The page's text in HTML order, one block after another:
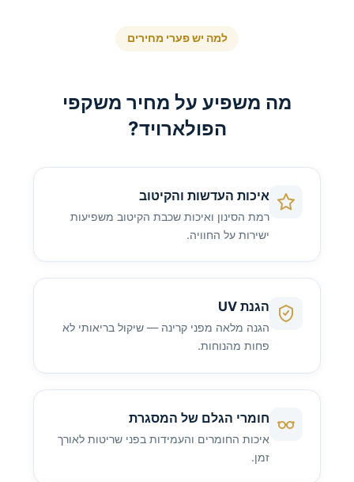
למה יש פערי מחירים
מה משפיע על מחיר משקפי
הפולארויד?
איכות העדשות והקיטוב
רמת הסינון ואיכות שכבת הקיטוב משפיעות
ישירות על החוויה.
הגנת UV
הגנה מלאה מפני קרינה — שיקול בריאותי לא
פחות מהנוחות.
חומרי הגלם של המסגרת
איכות החומרים והעמידות בפני שריטות לאורך
זמן.